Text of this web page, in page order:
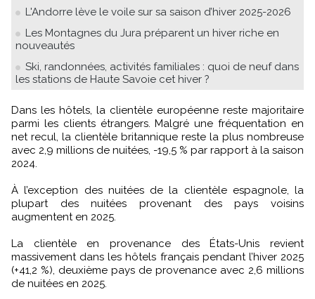
L'Andorre lève le voile sur sa saison d’hiver 2025-2026
Les Montagnes du Jura préparent un hiver riche en
nouveautés
Ski, randonnées, activités familiales : quoi de neuf dans
les stations de Haute Savoie cet hiver ?
Dans les hôtels, la clientèle européenne reste majoritaire
parmi les clients étrangers. Malgré une fréquentation en
net recul, la clientèle britannique reste la plus nombreuse
avec 2,9 millions de nuitées, -19,5 % par rapport à la saison
2024.
À l’exception des nuitées de la clientèle espagnole, la
plupart des nuitées provenant des pays voisins
augmentent en 2025.
La clientèle en provenance des États-Unis revient
massivement dans les hôtels français pendant l’hiver 2025
(+41,2 %), deuxième pays de provenance avec 2,6 millions
de nuitées en 2025.